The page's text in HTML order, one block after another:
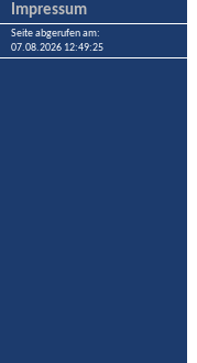
Impressum
Seite abgerufen am:
07.08.2026 12:49:25